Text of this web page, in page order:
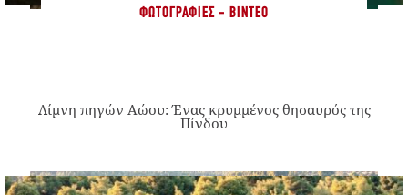
ΦΩΤΟΓΡΑΦΊΕΣ - ΒΊΝΤΕΟ
Λίμνη πηγών Αώου: Ένας κρυμμένος θησαυρός της
Πίνδου